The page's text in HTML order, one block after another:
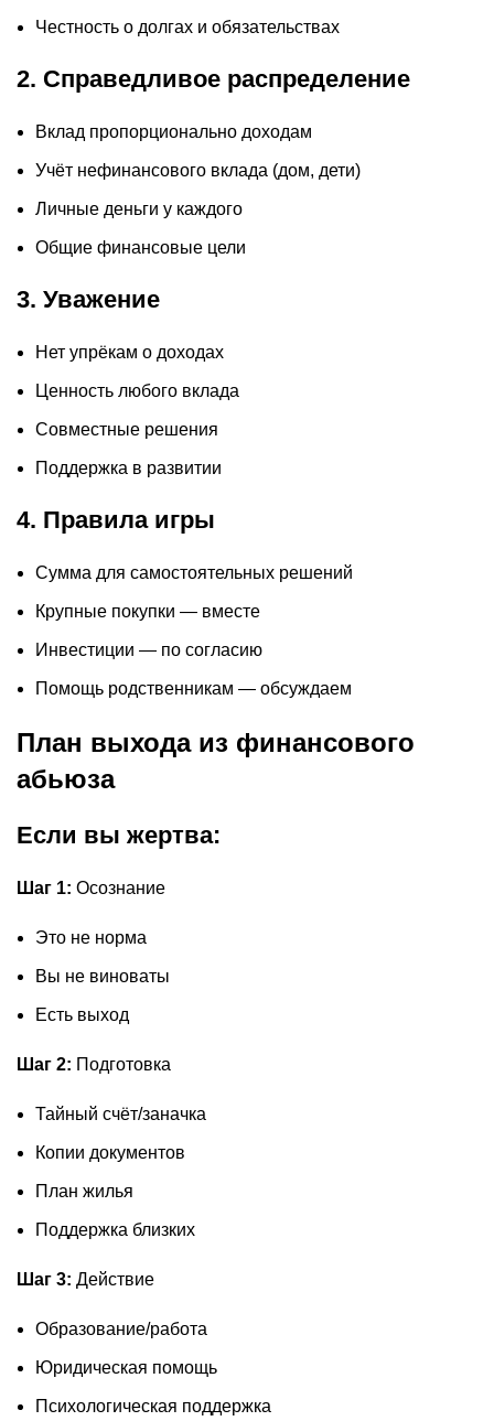
Честность о долгах и обязательствах
2. Справедливое распределение
Вклад пропорционально доходам
Учёт нефинансового вклада (дом, дети)
Личные деньги у каждого
Общие финансовые цели
3. Уважение
Нет упрёкам о доходах
Ценность любого вклада
Совместные решения
Поддержка в развитии
4. Правила игры
Сумма для самостоятельных решений
Крупные покупки — вместе
Инвестиции — по согласию
Помощь родственникам — обсуждаем
План выхода из финансового
абьюза
Если вы жертва:
Шаг 1: Осознание
Это не норма
Вы не виноваты
Есть выход
Шаг 2: Подготовка
Тайный счёт/заначка
Копии документов
План жилья
Поддержка близких
Шаг 3: Действие
Образование/работа
Юридическая помощь
Психологическая поддержка